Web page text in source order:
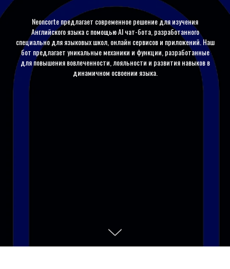
Neoncorteпредлагает современное решение для изучения
Английского языка с помощьюAIчат-бота, разработанного
специально для языковых школ, онлайн сервисов и приложений. Наш
бот предлагает уникальные механики и функции, разработанные
для повышения вовлеченности, лояльности и развития навыков в
динамичном освоении языка.